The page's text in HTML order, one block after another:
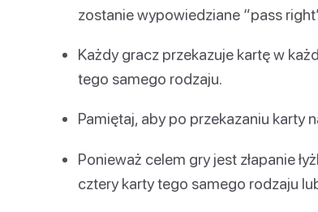
zostanie wypowiedziane “pass
Każdy gracz przekazuje kartę w
tego samego rodzaju.
Pamiętaj, aby po przekazaniu karty
Ponieważ celem gry jest złapanie
cztery karty tego samego rodzaju